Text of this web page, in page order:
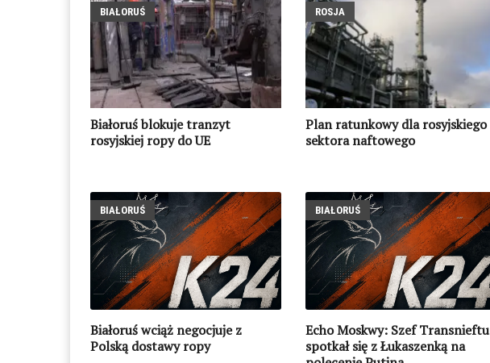
BIAŁORUŚ
Białoruś blokuje tranzyt
rosyjskiej ropy do UE
ROSJA
Plan ratunkowy dla rosyjskiego
sektora naftowego
BIAŁORUŚ
Białoruś wciąż negocjuje z
Polską dostawy ropy
BIAŁORUŚ
Echo Moskwy: Szef Transnieftu
spotkał się z Łukaszenką na